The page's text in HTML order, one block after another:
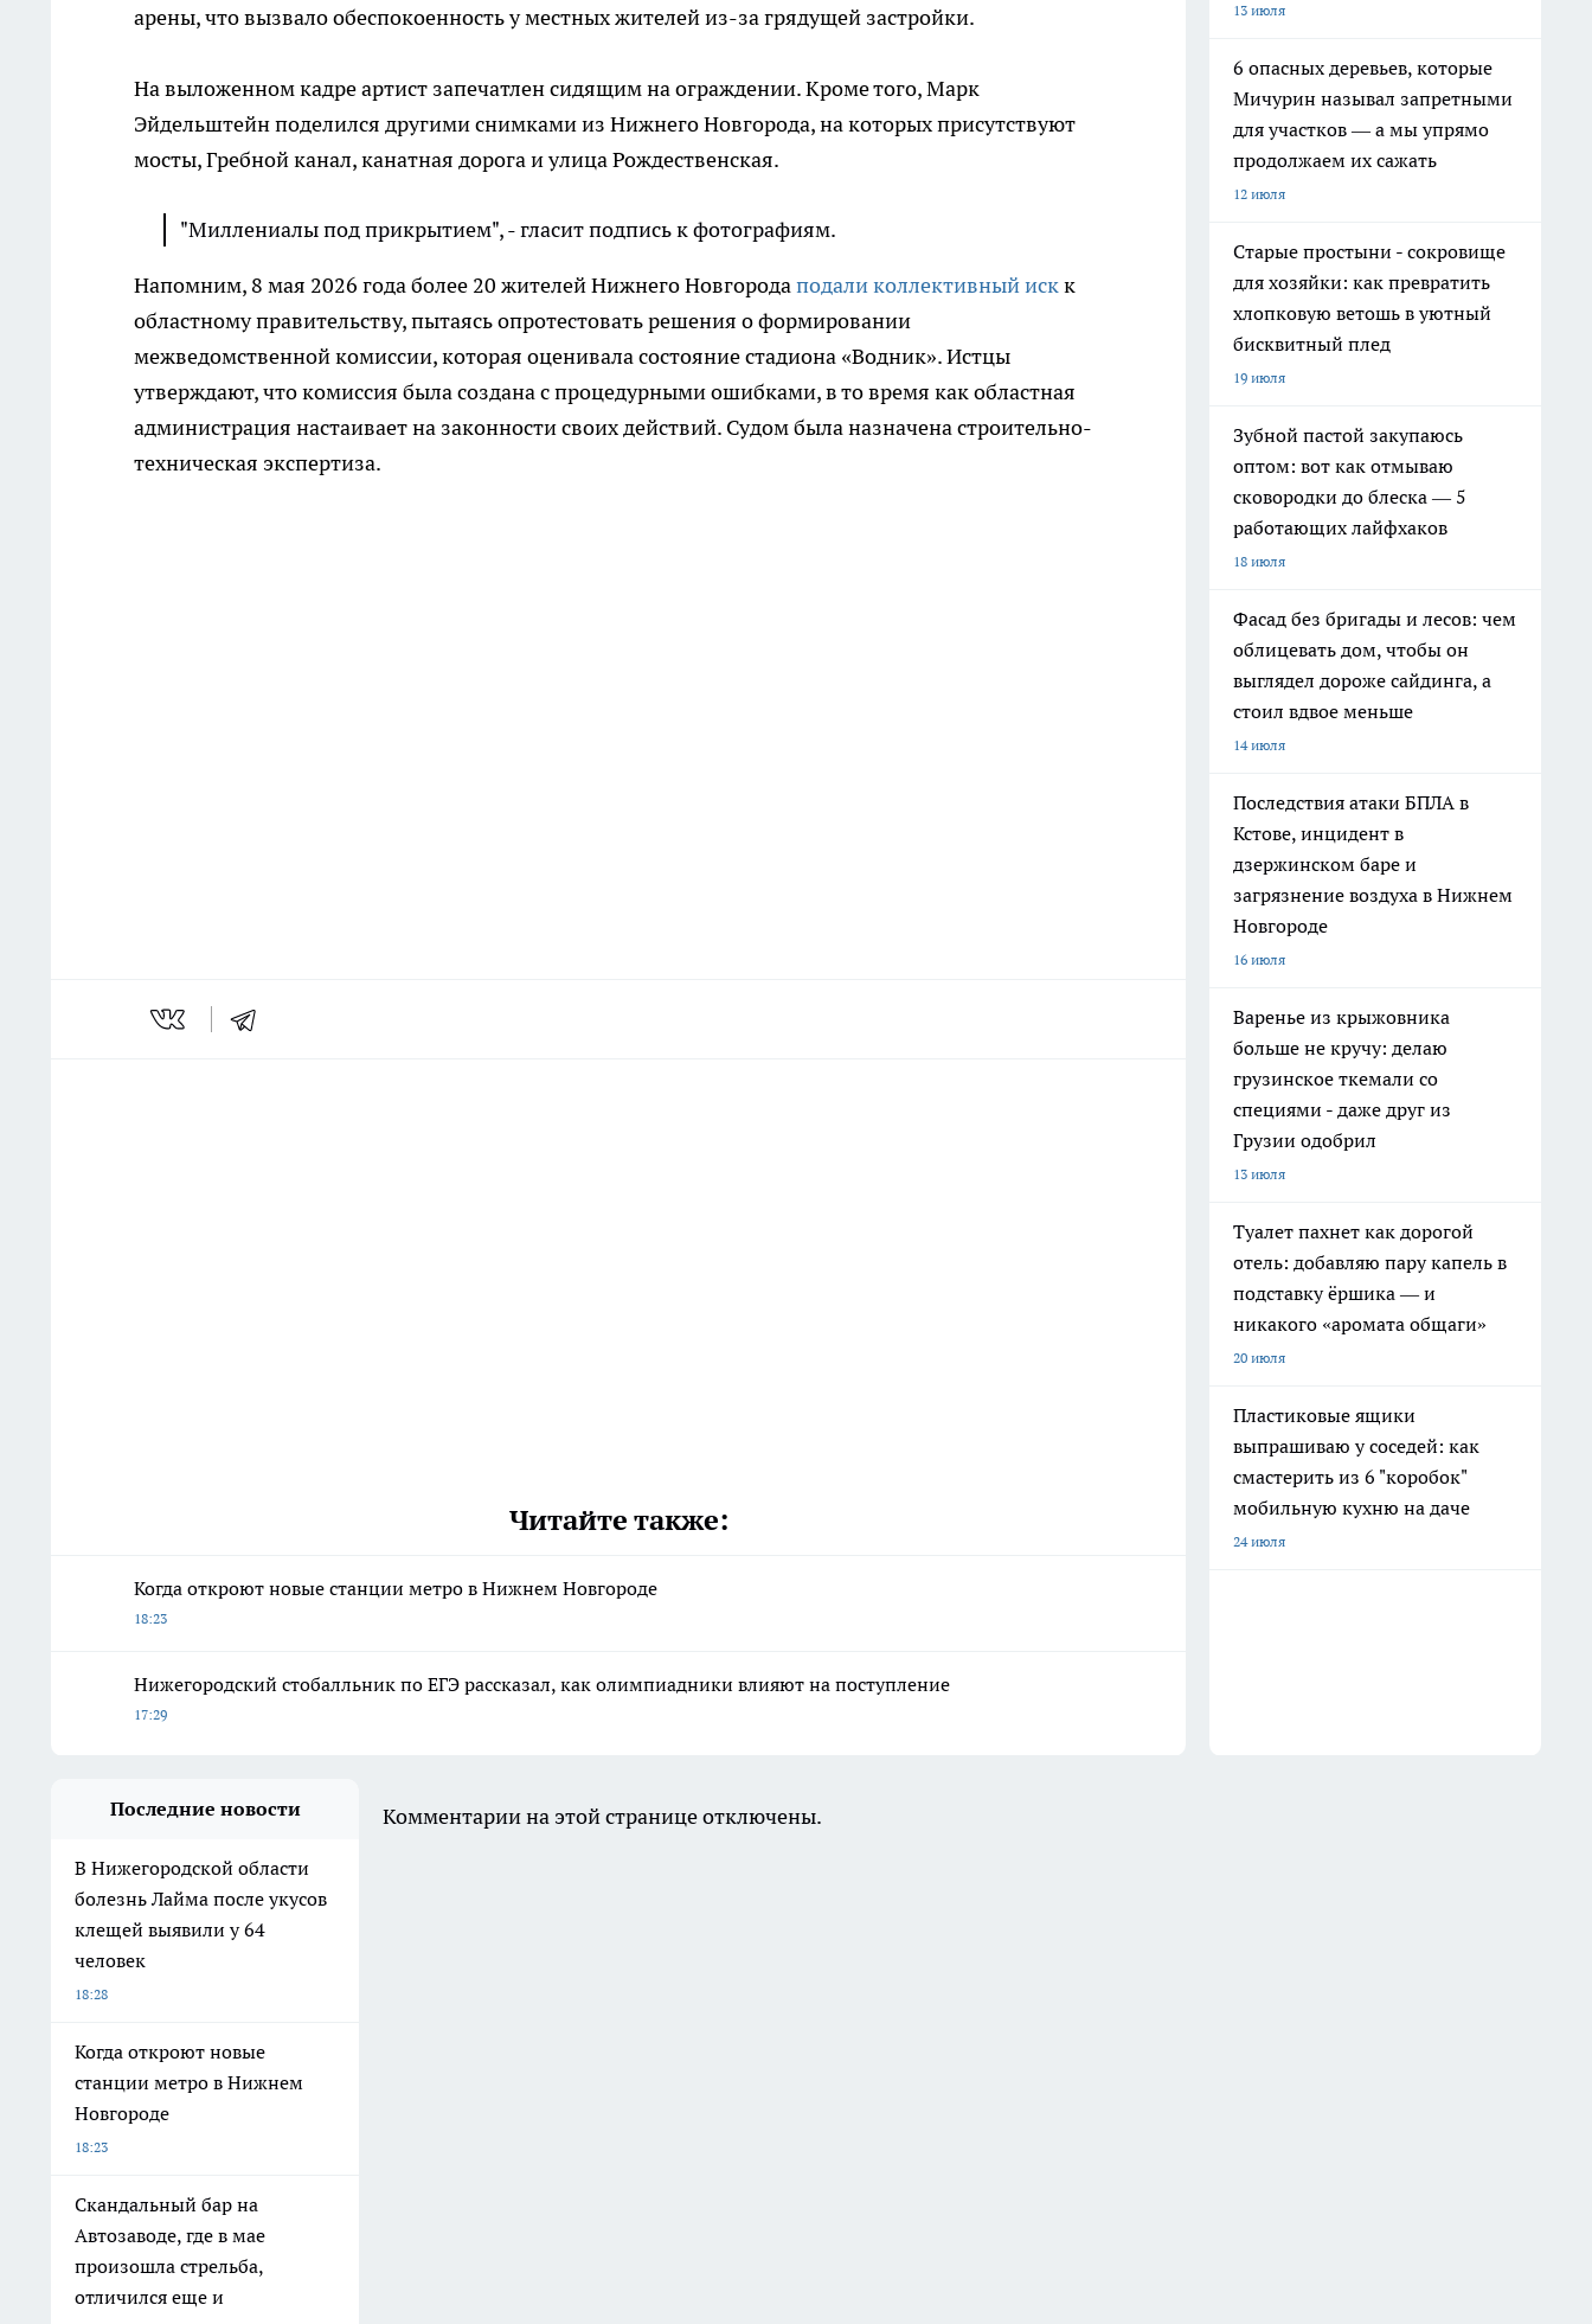
арены, что вызвало обеспокоенность у местных жителей из-за грядущей застройки.
На выложенном кадре артист запечатлен сидящим на ограждении. Кроме того, Марк
Эйдельштейн поделился другими снимками из Нижнего Новгорода, на которых присутствуют
мосты, Гребной канал, канатная дорога и улица Рождественская.
"Миллениалы под прикрытием", - гласит подпись к фотографиям.
Напомним, 8 мая 2026 года более 20 жителей Нижнего Новгородаподали коллективный искк
областному правительству, пытаясь опротестовать решения о формировании
межведомственной комиссии, которая оценивала состояние стадиона «Водник». Истцы
утверждают, что комиссия была создана с процедурными ошибками, в то время как областная
администрация настаивает на законности своих действий. Судом была назначена строительно-
техническая экспертиза.
Читайте также:
Когда откроют новые станции метро в Нижнем Новгороде
18:23
Нижегородский стобалльник по ЕГЭ рассказал, как олимпиадники влияют на поступление
17:29
13 июля
6 опасных деревьев, которые
Мичурин называл запретными
для участков — а мы упрямо
продолжаем их сажать
12 июля
Старые простыни - сокровище
для хозяйки: как превратить
хлопковую ветошь в уютный
бисквитный плед
19 июля
Зубной пастой закупаюсь
оптом: вот как отмываю
сковородки до блеска — 5
работающих лайфхаков
18 июля
Фасад без бригады и лесов: чем
облицевать дом, чтобы он
выглядел дороже сайдинга, а
стоил вдвое меньше
14 июля
Последствия атаки БПЛА в
Кстове, инцидент в
дзержинском баре и
загрязнение воздуха в Нижнем
Новгороде
16 июля
Варенье из крыжовника
больше не кручу: делаю
грузинское ткемали со
специями - даже друг из
Грузии одобрил
13 июля
Туалет пахнет как дорогой
отель: добавляю пару капель в
подставку ёршика — и
никакого «аромата общаги»
20 июля
Пластиковые ящики
выпрашиваю у соседей: как
смастерить из 6 "коробок"
мобильную кухню на даче
24 июля
Последние новости
В Нижегородской области
болезнь Лайма после укусов
клещей выявили у 64
человек
18:28
Когда откроют новые
станции метро в Нижнем
Новгороде
18:23
Скандальный бар на
Автозаводе, где в мае
произошла стрельба,
отличился еще и
Комментарии на этой странице отключены.